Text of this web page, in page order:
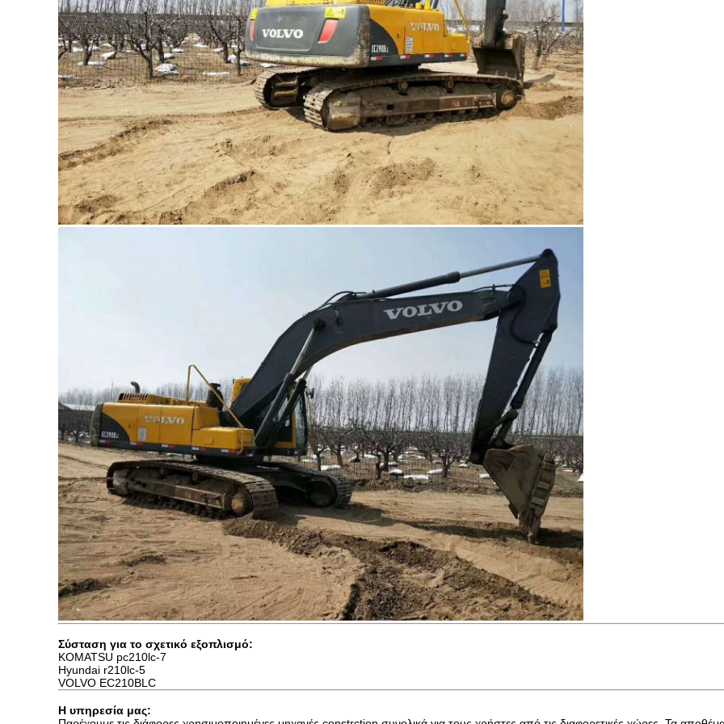
Σύσταση για το σχετικό εξοπλισμό:
KOMATSU pc210lc-7
Hyundai r210lc-5
VOLVO EC210BLC
Η υπηρεσία μας: